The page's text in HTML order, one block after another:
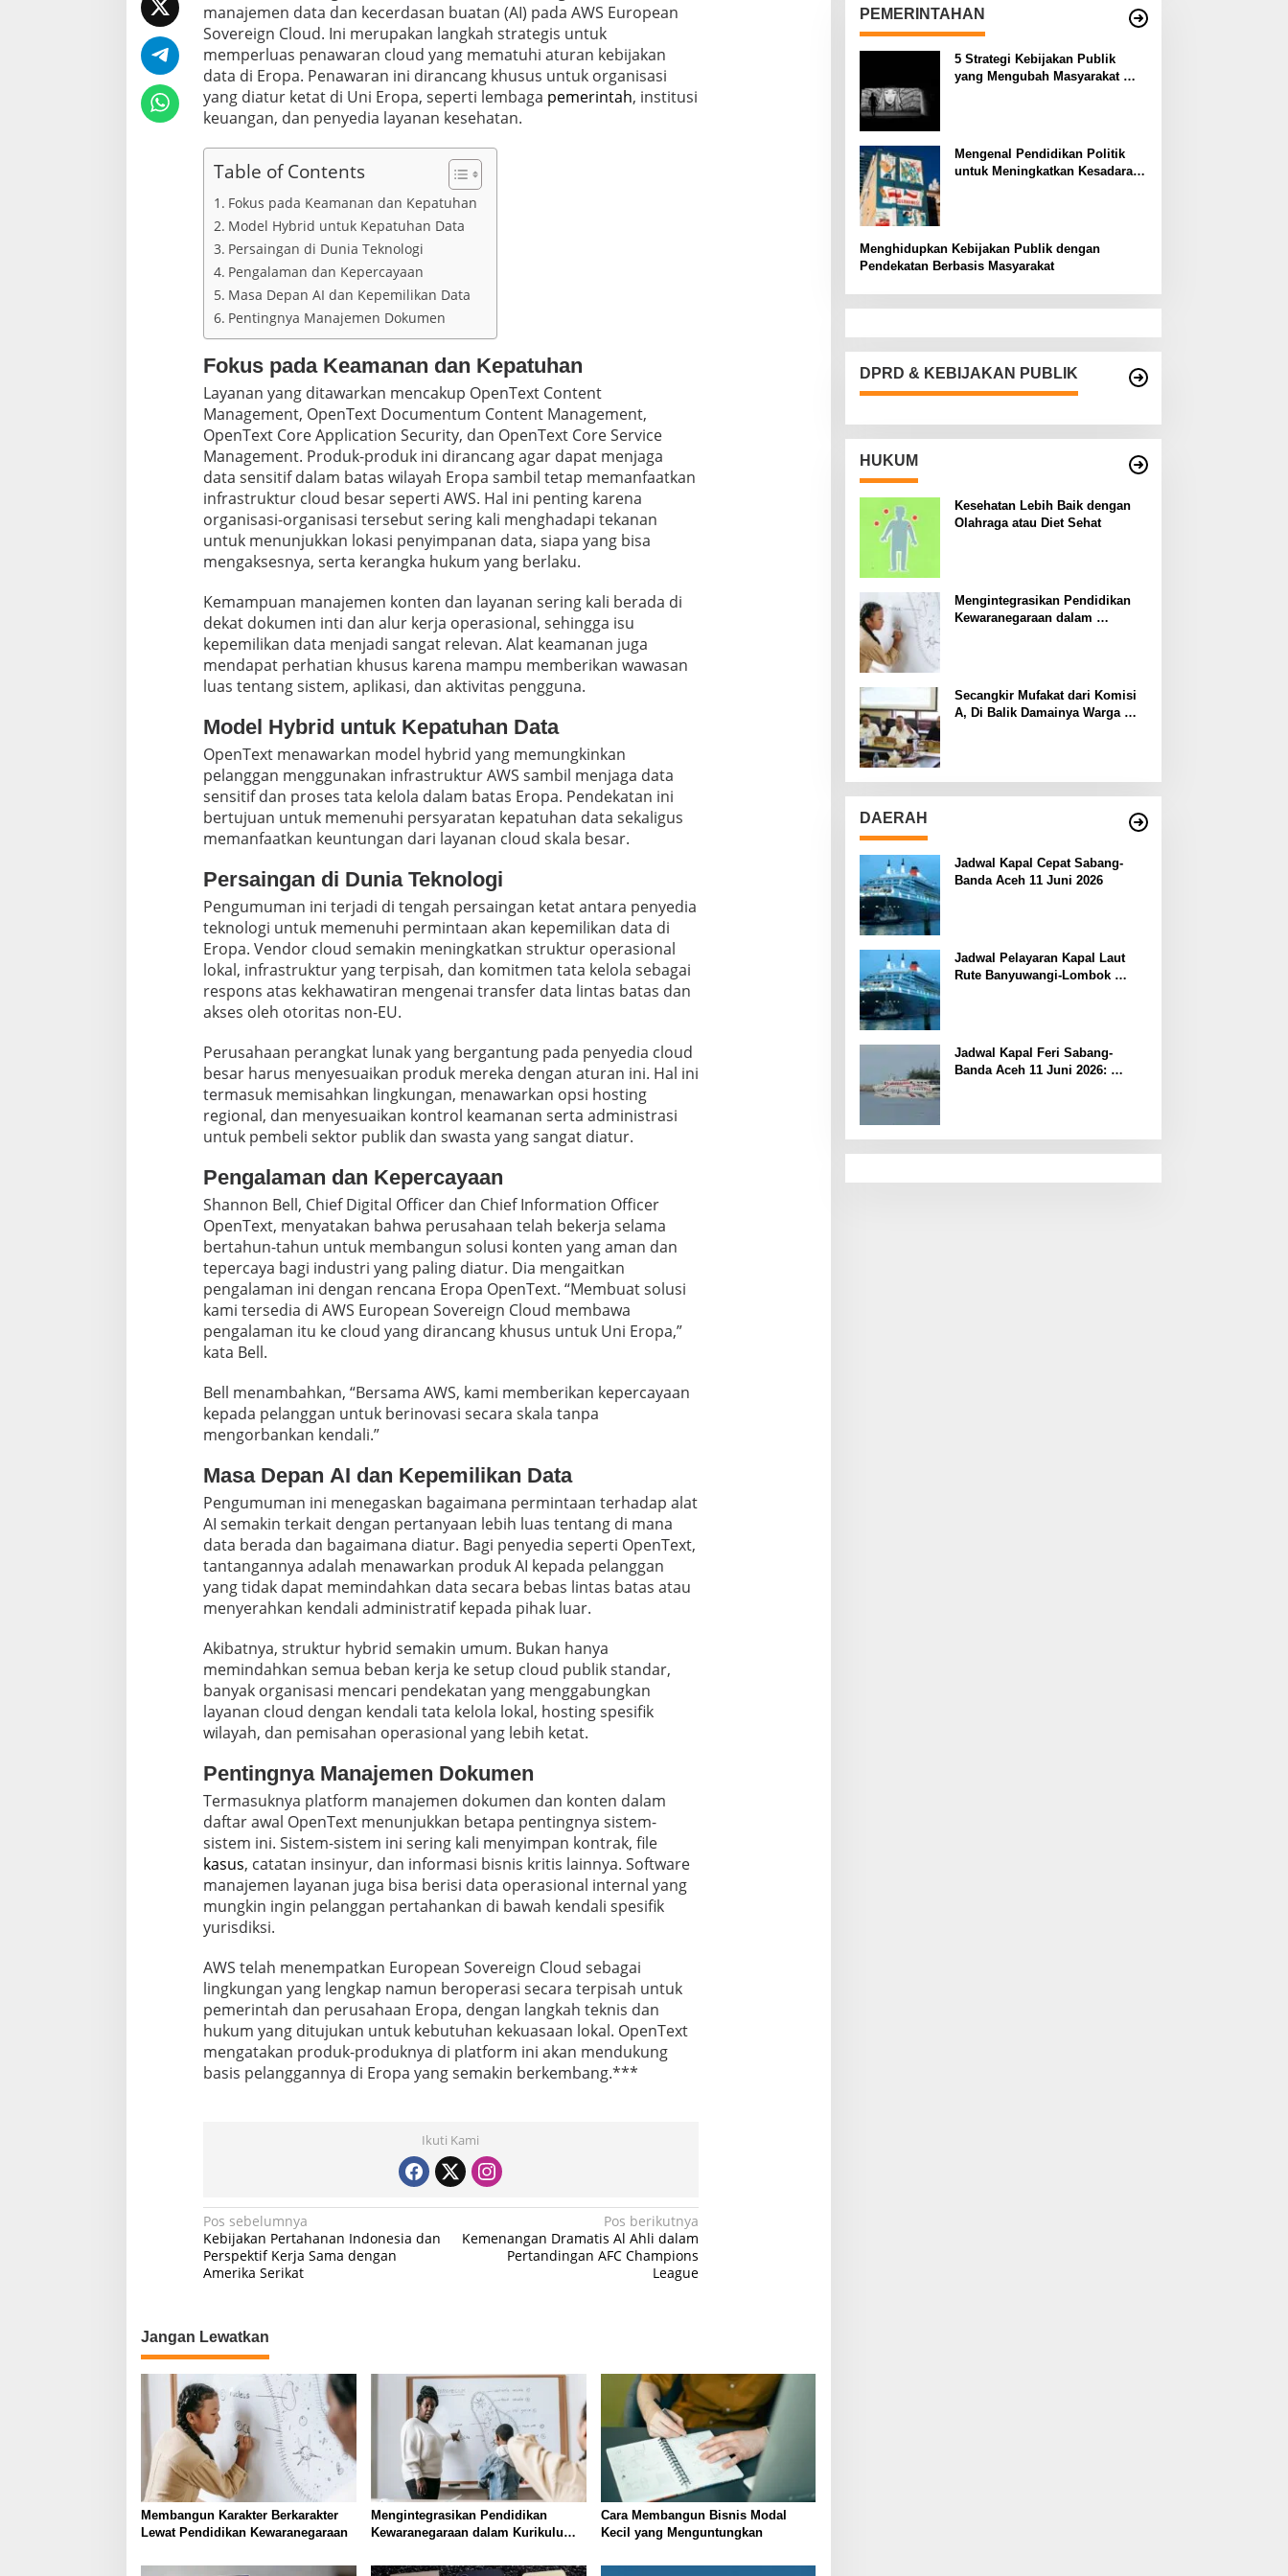
T
e
x
t
manajemen data dan kecerdasan buatan (AI) pada AWS European
Sovereign Cloud. Ini merupakan langkah strategis untuk
memperluas penawaran cloud yang mematuhi aturan kebijakan
data di Eropa. Penawaran ini dirancang khusus untuk organisasi
yang diatur ketat di Uni Eropa, seperti lembaga pemerintah, institusi
keuangan, dan penyedia layanan kesehatan.
Table of Contents
Fokus pada Keamanan dan Kepatuhan
Model Hybrid untuk Kepatuhan Data
Persaingan di Dunia Teknologi
Pengalaman dan Kepercayaan
Masa Depan AI dan Kepemilikan Data
Pentingnya Manajemen Dokumen
Fokus pada Keamanan dan Kepatuhan
Layanan yang ditawarkan mencakup OpenText Content
Management, OpenText Documentum Content Management,
OpenText Core Application Security, dan OpenText Core Service
Management. Produk-produk ini dirancang agar dapat menjaga
data sensitif dalam batas wilayah Eropa sambil tetap memanfaatkan
infrastruktur cloud besar seperti AWS. Hal ini penting karena
organisasi-organisasi tersebut sering kali menghadapi tekanan
untuk menunjukkan lokasi penyimpanan data, siapa yang bisa
mengaksesnya, serta kerangka hukum yang berlaku.
Kemampuan manajemen konten dan layanan sering kali berada di
dekat dokumen inti dan alur kerja operasional, sehingga isu
kepemilikan data menjadi sangat relevan. Alat keamanan juga
mendapat perhatian khusus karena mampu memberikan wawasan
luas tentang sistem, aplikasi, dan aktivitas pengguna.
Model Hybrid untuk Kepatuhan Data
OpenText menawarkan model hybrid yang memungkinkan
pelanggan menggunakan infrastruktur AWS sambil menjaga data
sensitif dan proses tata kelola dalam batas Eropa. Pendekatan ini
bertujuan untuk memenuhi persyaratan kepatuhan data sekaligus
memanfaatkan keuntungan dari layanan cloud skala besar.
Persaingan di Dunia Teknologi
Pengumuman ini terjadi di tengah persaingan ketat antara penyedia
teknologi untuk memenuhi permintaan akan kepemilikan data di
Eropa. Vendor cloud semakin meningkatkan struktur operasional
lokal, infrastruktur yang terpisah, dan komitmen tata kelola sebagai
respons atas kekhawatiran mengenai transfer data lintas batas dan
akses oleh otoritas non-EU.
Perusahaan perangkat lunak yang bergantung pada penyedia cloud
besar harus menyesuaikan produk mereka dengan aturan ini. Hal ini
termasuk memisahkan lingkungan, menawarkan opsi hosting
regional, dan menyesuaikan kontrol keamanan serta administrasi
untuk pembeli sektor publik dan swasta yang sangat diatur.
Pengalaman dan Kepercayaan
Shannon Bell, Chief Digital Officer dan Chief Information Officer
OpenText, menyatakan bahwa perusahaan telah bekerja selama
bertahun-tahun untuk membangun solusi konten yang aman dan
tepercaya bagi industri yang paling diatur. Dia mengaitkan
pengalaman ini dengan rencana Eropa OpenText. “Membuat solusi
kami tersedia di AWS European Sovereign Cloud membawa
pengalaman itu ke cloud yang dirancang khusus untuk Uni Eropa,”
kata Bell.
Bell menambahkan, “Bersama AWS, kami memberikan kepercayaan
kepada pelanggan untuk berinovasi secara skala tanpa
mengorbankan kendali.”
Masa Depan AI dan Kepemilikan Data
Pengumuman ini menegaskan bagaimana permintaan terhadap alat
AI semakin terkait dengan pertanyaan lebih luas tentang di mana
data berada dan bagaimana diatur. Bagi penyedia seperti OpenText,
tantangannya adalah menawarkan produk AI kepada pelanggan
yang tidak dapat memindahkan data secara bebas lintas batas atau
menyerahkan kendali administratif kepada pihak luar.
Akibatnya, struktur hybrid semakin umum. Bukan hanya
memindahkan semua beban kerja ke setup cloud publik standar,
banyak organisasi mencari pendekatan yang menggabungkan
layanan cloud dengan kendali tata kelola lokal, hosting spesifik
wilayah, dan pemisahan operasional yang lebih ketat.
Pentingnya Manajemen Dokumen
Termasuknya platform manajemen dokumen dan konten dalam
daftar awal OpenText menunjukkan betapa pentingnya sistem-
sistem ini. Sistem-sistem ini sering kali menyimpan kontrak, file
kasus, catatan insinyur, dan informasi bisnis kritis lainnya. Software
manajemen layanan juga bisa berisi data operasional internal yang
mungkin ingin pelanggan pertahankan di bawah kendali spesifik
yurisdiksi.
AWS telah menempatkan European Sovereign Cloud sebagai
lingkungan yang lengkap namun beroperasi secara terpisah untuk
pemerintah dan perusahaan Eropa, dengan langkah teknis dan
hukum yang ditujukan untuk kebutuhan kekuasaan lokal. OpenText
mengatakan produk-produknya di platform ini akan mendukung
basis pelanggannya di Eropa yang semakin berkembang.***
Ikuti Kami
N
a
v
g
a
s
i
p
o
s
Pos sebelumnya
Kebijakan Pertahanan Indonesia dan
Perspektif Kerja Sama dengan
Amerika Serikat
Pos berikutnya
Kemenangan Dramatis Al Ahli dalam
Pertandingan AFC Champions
League
Jangan Lewatkan
Membangun Karakter Berkarakter
Lewat Pendidikan Kewaranegaraan
Mengintegrasikan Pendidikan
Kewaranegaraan dalam Kurikulum
Cara Membangun Bisnis Modal
Kecil yang Menguntungkan
PEMERINTAHAN
5 Strategi Kebijakan Publik
yang Mengubah Masyarakat
Mengenal Pendidikan Politik
untuk Meningkatkan Kesadaran
Menghidupkan Kebijakan Publik dengan
Pendekatan Berbasis Masyarakat
DPRD & KEBIJAKAN PUBLIK
HUKUM
Kesehatan Lebih Baik dengan
Olahraga atau Diet Sehat
Mengintegrasikan Pendidikan
Kewaranegaraan dalam
Secangkir Mufakat dari Komisi
A, Di Balik Damainya Warga
DAERAH
Jadwal Kapal Cepat Sabang-
Banda Aceh 11 Juni 2026
Jadwal Pelayaran Kapal Laut
Rute Banyuwangi-Lombok
Jadwal Kapal Feri Sabang-
Banda Aceh 11 Juni 2026: